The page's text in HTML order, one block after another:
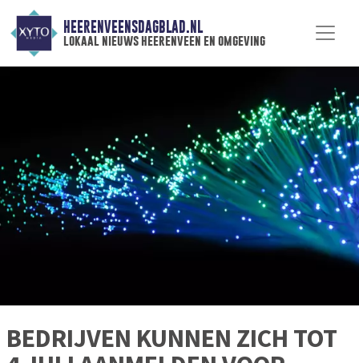
HEERENVEENSDAGBLAD.NL
lokaal nieuws heerenveen en omgeving
BEDRIJVEN KUNNEN ZICH TOT